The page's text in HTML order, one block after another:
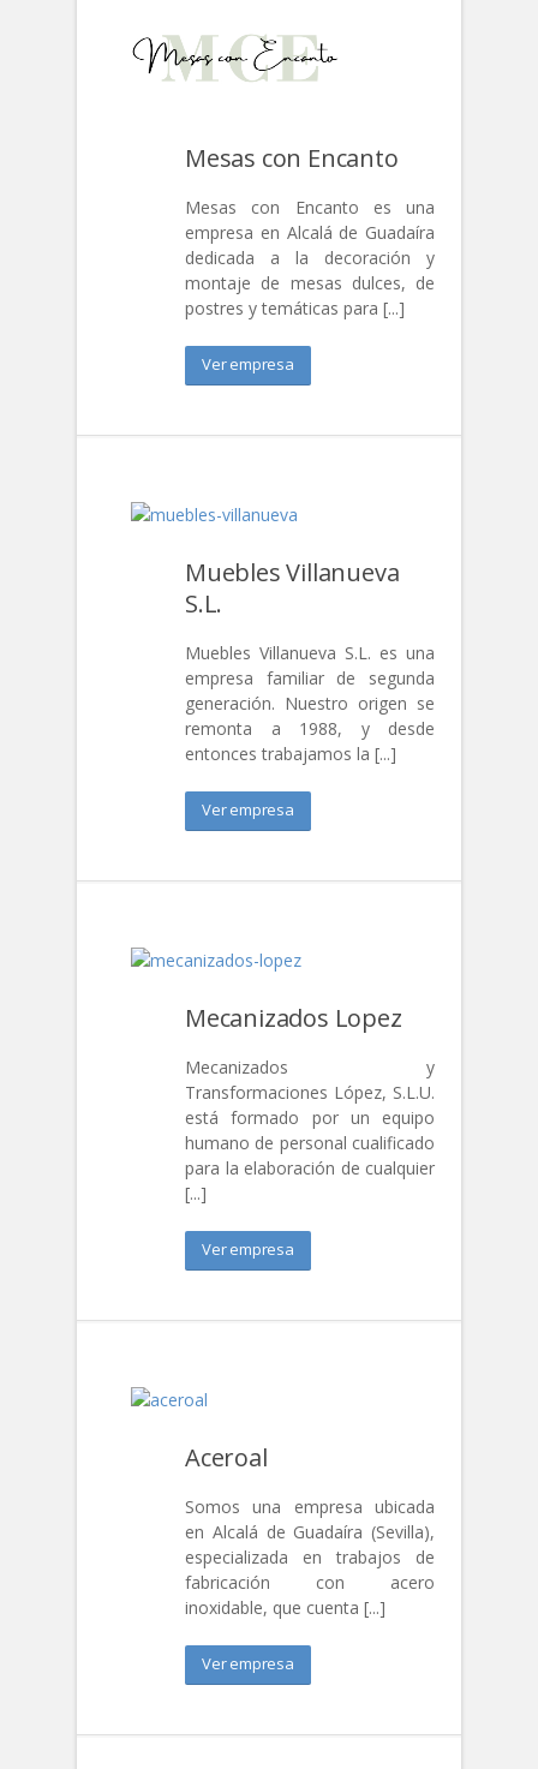
Mesas con Encanto
Mesas con Encanto es una
empresa en Alcalá de Guadaíra
dedicada a la decoración y
montaje de mesas dulces, de
postres y temáticas para [...]
Ver empresa
Muebles Villanueva
S.L.
Muebles Villanueva S.L. es una
empresa familiar de segunda
generación. Nuestro origen se
remonta a 1988, y desde
entonces trabajamos la [...]
Ver empresa
Mecanizados Lopez
Mecanizados y
Transformaciones López, S.L.U.
está formado por un equipo
humano de personal cualificado
para la elaboración de cualquier
[...]
Ver empresa
Aceroal
Somos una empresa ubicada
en Alcalá de Guadaíra (Sevilla),
especializada en trabajos de
fabricación con acero
inoxidable, que cuenta [...]
Ver empresa